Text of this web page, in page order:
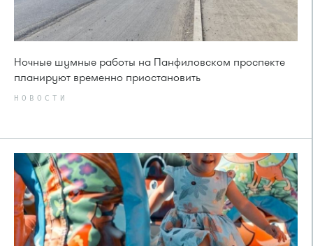
Ночные шумные работы на Панфиловском проспекте
планируют временно приостановить
НОВОСТИ